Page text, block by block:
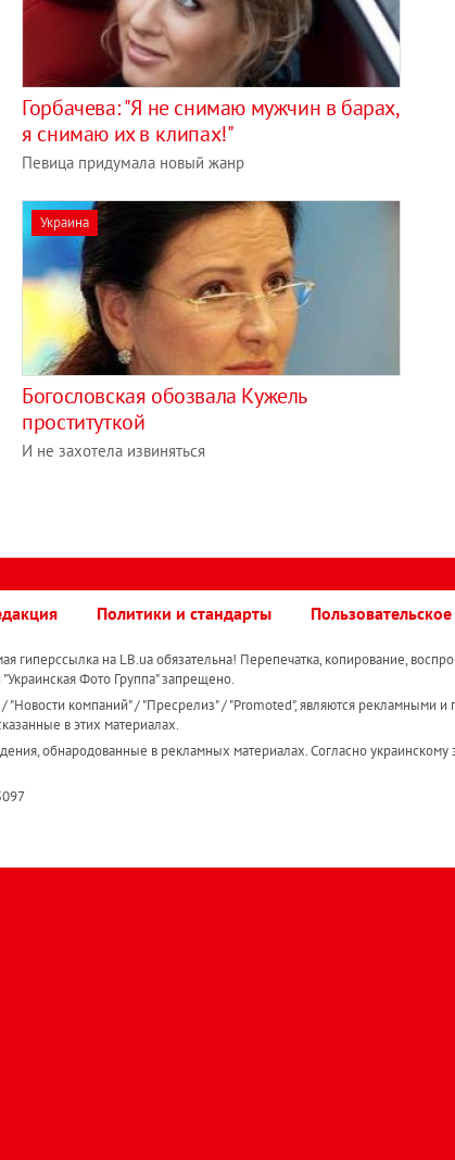
Горбачева: "Я не снимаю мужчин в барах,
я снимаю их в клипах!"
Певица придумала новый жанр
Украина
Богословская обозвала Кужель
проституткой
И не захотела извиняться
Политики и стандарты
гиперссылка на LB.ua обязательна! Перепечатка, копирование,
Фото Группа" запрещено.
компаний" / "Пресрелиз" / "Promoted", являются рекламными и
в этих материалах.
обнародованные в рекламных материалах. Согласно украинскому